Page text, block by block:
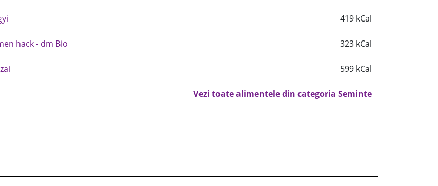
419 kCal
hack - dm Bio 323 kCal
599 kCal
Vezi toate alimentele din categoria Seminte